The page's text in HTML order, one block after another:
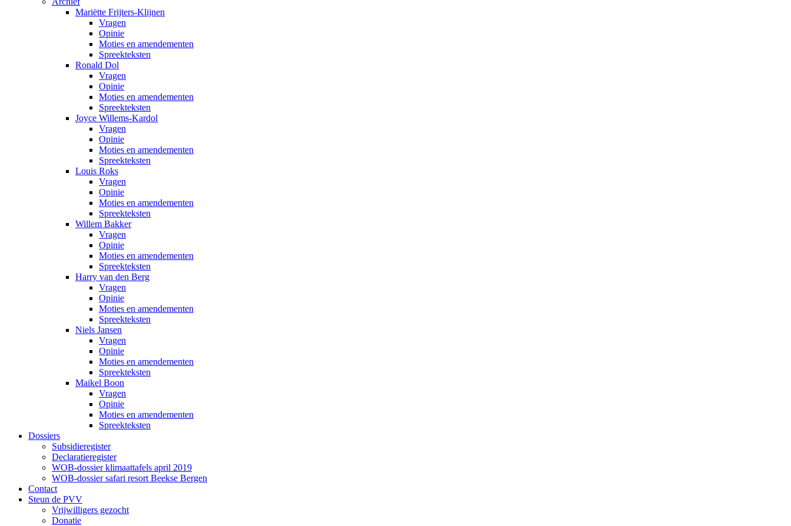
Mariëtte Frijters-Klijnen
Vragen
Opinie
Moties en amendementen
Spreekteksten
Ronald Dol
Vragen
Opinie
Moties en amendementen
Spreekteksten
Joyce Willems-Kardol
Vragen
Opinie
Moties en amendementen
Spreekteksten
Louis Roks
Vragen
Opinie
Moties en amendementen
Spreekteksten
Willem Bakker
Vragen
Opinie
Moties en amendementen
Spreekteksten
Harry van den Berg
Vragen
Opinie
Moties en amendementen
Spreekteksten
Niels Jansen
Vragen
Opinie
Moties en amendementen
Spreekteksten
Maikel Boon
Vragen
Opinie
Moties en amendementen
Spreekteksten
Dossiers
Subsidieregister
Declaratieregister
WOB-dossier klimaattafels april 2019
WOB-dossier safari resort Beekse Bergen
Contact
Steun de PVV
Vrijwilligers gezocht
Donatie